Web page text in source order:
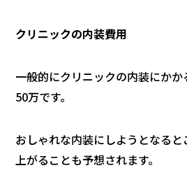
クリニックの内装費用
一般的にクリニックの内装にか
50万です。
おしゃれな内装にしようとなる
上がることも予想されます。